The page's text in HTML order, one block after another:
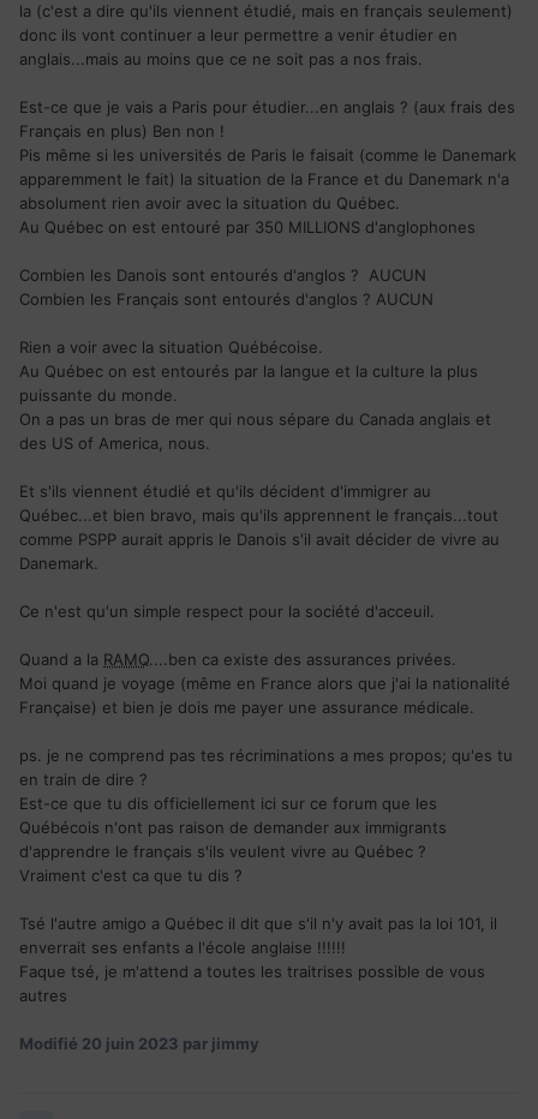
la (c'est a dire qu'ils viennent étudié, mais en français seulement)
donc ils vont continuer a leur permettre a venir étudier en
anglais...mais au moins que ce ne soit pas a nos frais.
Est-ce que je vais a Paris pour étudier...en anglais ? (aux frais des
Français en plus) Ben non !
Pis même si les universités de Paris le faisait (comme le Danemark
apparemment le fait) la situation de la France et du Danemark n'a
absolument rien avoir avec la situation du Québec.
Au Québec on est entouré par 350 MILLIONS d'anglophones
Combien les Danois sont entourés d'anglos ? AUCUN
Combien les Français sont entourés d'anglos ? AUCUN
Rien a voir avec la situation Québécoise.
Au Québec on est entourés par la langue et la culture la plus
puissante du monde.
On a pas un bras de mer qui nous sépare du Canada anglais et
des US of America, nous.
Et s'ils viennent étudié et qu'ils décident d'immigrer au
Québec...et bien bravo, mais qu'ils apprennent le français...tout
comme PSPP aurait appris le Danois s'il avait décider de vivre au
Danemark.
Ce n'est qu'un simple respect pour la société d'acceuil.
Quand a la RAMQ....ben ca existe des assurances privées.
Moi quand je voyage (même en France alors que j'ai la nationalité
Française) et bien je dois me payer une assurance médicale.
ps. je ne comprend pas tes récriminations a mes propos; qu'es tu
en train de dire ?
Est-ce que tu dis officiellement ici sur ce forum que les
Québécois n'ont pas raison de demander aux immigrants
d'apprendre le français s'ils veulent vivre au Québec ?
Vraiment c'est ca que tu dis ?
Tsé l'autre amigo a Québec il dit que s'il n'y avait pas la loi 101, il
enverrait ses enfants a l'école anglaise !!!!!!
Faque tsé, je m'attend a toutes les traitrises possible de vous
autres
Modifié 20 juin 2023 par jimmy